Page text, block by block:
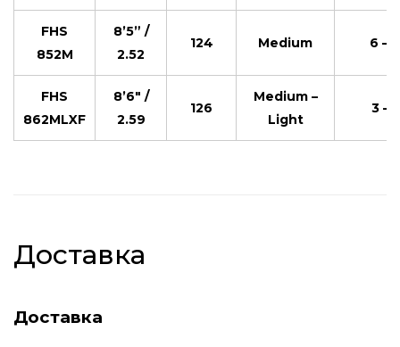
FHS
852M
8’5” /
2.52
124 Medium 6 –
FHS
862MLXF
8’6″ /
2.59
126
Medium –
Light
3 –
Доставка
Доставка